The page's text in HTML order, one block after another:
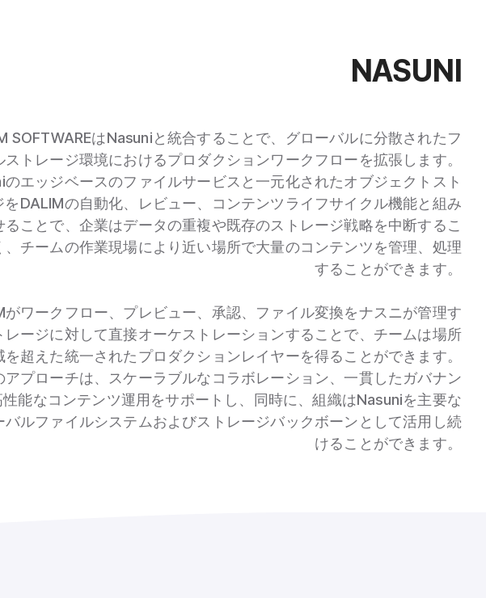
NASUNI
SOFTWAREはNasuniと統合することで、グローバルに分散されたフ
ストレージ環境におけるプロダクションワークフローを拡張します。
のエッジベースのファイルサービスと一元化されたオブジェクトスト
をDALIMの自動化、レビュー、コンテンツライフサイクル機能と組み
ることで、企業はデータの重複や既存のストレージ戦略を中断するこ
、チームの作業現場により近い場所で大量のコンテンツを管理、処理
することができます。
がワークフロー、プレビュー、承認、ファイル変換をナスニが管理す
レージに対して直接オーケストレーションすることで、チームは場所
を超えた統一されたプロダクションレイヤーを得ることができます。
アプローチは、スケーラブルなコラボレーション、一貫したガバナン
性能なコンテンツ運用をサポートし、同時に、組織はNasuniを主要な
バルファイルシステムおよびストレージバックボーンとして活用し続
けることができます。